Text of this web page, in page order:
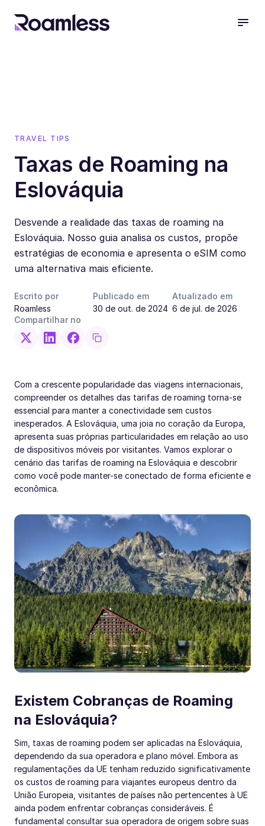
TRAVEL TIPS
Taxas de Roaming na
Eslováquia
Desvende a realidade das taxas de roaming na
Eslováquia. Nosso guia analisa os custos, propõe
estratégias de economia e apresenta o eSIM como
uma alternativa mais eficiente.
Escrito por
Roamless
Publicado em
30 de out. de 2024
Atualizado em
6 de jul. de 2026
Compartilhar no
Com a crescente popularidade das viagens internacionais,
compreender os detalhes das tarifas de roaming torna-se
essencial para manter a conectividade sem custos
inesperados. A Eslováquia, uma joia no coração da Europa,
apresenta suas próprias particularidades em relação ao uso
de dispositivos móveis por visitantes. Vamos explorar o
cenário das tarifas de roaming na Eslováquia e descobrir
como você pode manter-se conectado de forma eficiente e
econômica.
Existem Cobranças de Roaming
na Eslováquia?
Sim, taxas de roaming podem ser aplicadas na Eslováquia,
dependendo da sua operadora e plano móvel. Embora as
regulamentações da UE tenham reduzido significativamente
os custos de roaming para viajantes europeus dentro da
União Europeia, visitantes de países não pertencentes à UE
ainda podem enfrentar cobranças consideráveis. É
fundamental consultar sua operadora de origem sobre suas